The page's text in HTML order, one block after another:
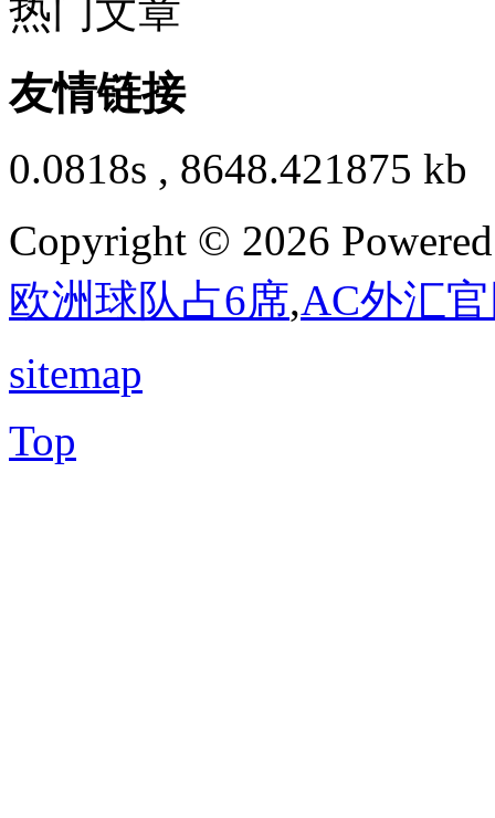
热门文章
友情链接
0.0818s , 8648.421875 kb
Copyright © 2026
欧洲球队占6席,AC外汇
sitemap
Top